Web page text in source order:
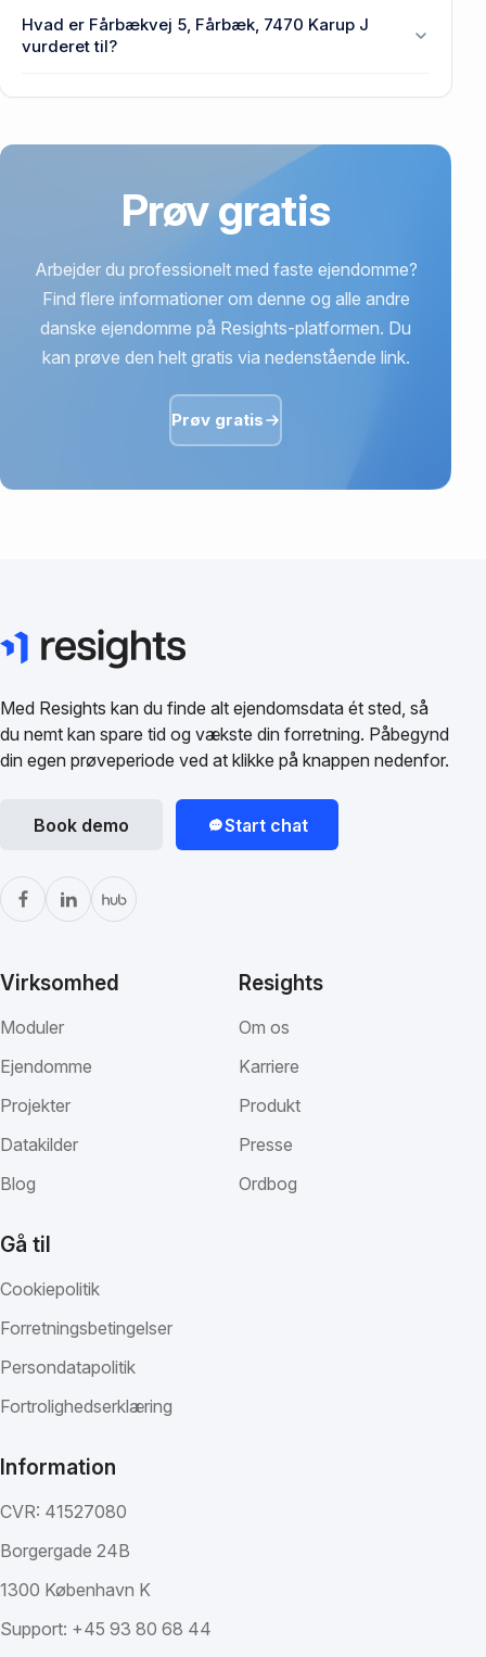
Prisen var 1,72 mio. kr., da Fårbækvej 5, Fårbæk,
7470 Karup J senest blev handlet i 1992.
Hvad er Fårbækvej 5, Fårbæk, 7470 Karup J
vurderet til?
Prøv gratis
Arbejder du professionelt med faste ejendomme?
Find flere informationer om denne og alle andre
danske ejendomme på Resights-platformen. Du
kan prøve den helt gratis via nedenstående link.
Prøv gratis
Med Resights kan du finde alt ejendomsdata ét sted, så
du nemt kan spare tid og vækste din forretning. Påbegynd
din egen prøveperiode ved at klikke på knappen nedenfor.
Book demo Start chat
Virksomhed
Moduler
Ejendomme
Projekter
Datakilder
Blog
Resights
Om os
Karriere
Produkt
Presse
Ordbog
Gå til
Cookiepolitik
Forretningsbetingelser
Persondatapolitik
Fortrolighedserklæring
Information
CVR: 41527080
Borgergade 24B
1300 København K
Support: +45 93 80 68 44